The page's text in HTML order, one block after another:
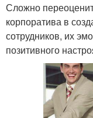
Сложно
корпоратива в
сотрудников, их
позитивного